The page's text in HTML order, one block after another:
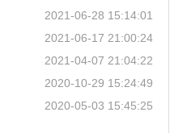
2021-06-28 15:14:01
2021-06-17 21:00:24
2021-04-07 21:04:22
2020-10-29 15:24:49
2020-05-03 15:45:25